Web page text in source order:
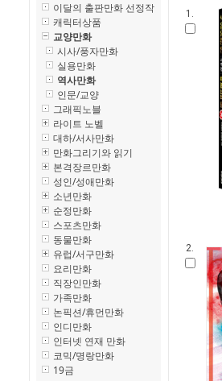
이달의 출판만화 선정작
캐릭터상품
교양만화
시사/풍자만화
실용만화
역사만화
인문/교양
그래픽노블
라이트 노벨
대하/서사만화
만화그리기와 읽기
본격장르만화
성인/성애만화
소년만화
순정만화
스포츠만화
동물만화
유럽/서구만화
요리만화
직장인만화
가족만화
논픽션/휴먼만화
인디만화
인터넷 연재 만화
코믹/명랑만화
19금
1.
2.